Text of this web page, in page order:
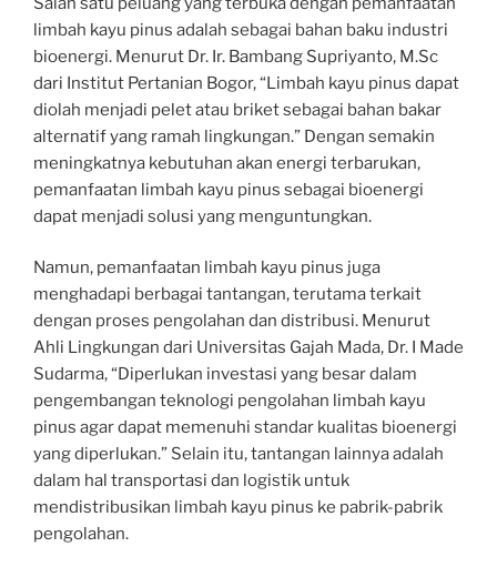
limbah kayu pinus adalah sebagai bahan baku industri
bioenergi. Menurut Dr. Ir. Bambang Supriyanto, M.Sc
dari Institut Pertanian Bogor, “Limbah kayu pinus dapat
diolah menjadi pelet atau briket sebagai bahan bakar
alternatif yang ramah lingkungan.” Dengan semakin
meningkatnya kebutuhan akan energi terbarukan,
pemanfaatan limbah kayu pinus sebagai bioenergi
dapat menjadi solusi yang menguntungkan.
Namun, pemanfaatan limbah kayu pinus juga
menghadapi berbagai tantangan, terutama terkait
dengan proses pengolahan dan distribusi. Menurut
Ahli Lingkungan dari Universitas Gajah Mada, Dr. I Made
Sudarma, “Diperlukan investasi yang besar dalam
pengembangan teknologi pengolahan limbah kayu
pinus agar dapat memenuhi standar kualitas bioenergi
yang diperlukan.” Selain itu, tantangan lainnya adalah
dalam hal transportasi dan logistik untuk
mendistribusikan limbah kayu pinus ke pabrik-pabrik
pengolahan.